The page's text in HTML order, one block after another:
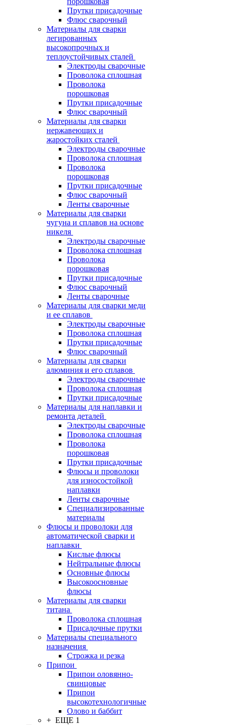
Прутки присадочные
Флюс сварочный
Материалы для сварки
легированных
высокопрочных и
теплоустойчивых сталей
Электроды сварочные
Проволока сплошная
Проволока
порошковая
Прутки присадочные
Флюс сварочный
Материалы для сварки
нержавеющих и
жаростойких сталей
Электроды сварочные
Проволока сплошная
Проволока
порошковая
Прутки присадочные
Флюс сварочный
Ленты сварочные
Материалы для сварки
чугуна и сплавов на основе
никеля
Электроды сварочные
Проволока сплошная
Проволока
порошковая
Прутки присадочные
Флюс сварочный
Ленты сварочные
Материалы для сварки меди
и ее сплавов
Электроды сварочные
Проволока сплошная
Прутки присадочные
Флюс сварочный
Материалы для сварки
алюминия и его сплавов
Электроды сварочные
Проволока сплошная
Прутки присадочные
Материалы для наплавки и
ремонта деталей
Электроды сварочные
Проволока сплошная
Проволока
порошковая
Прутки присадочные
Флюсы и проволоки
для износостойкой
наплавки
Ленты сварочные
Специализированные
материалы
Флюсы и проволоки для
автоматической сварки и
наплавки
Кислые флюсы
Нейтральные флюсы
Основные флюсы
Высокоосновные
флюсы
Материалы для сварки
титана
Проволока сплошная
Присадочные прутки
Материалы специального
назначения
Строжка и резка
Припои
Припои оловянно-
свинцовые
Припои
высокотехнологичные
Олово и баббит
+ ЕЩЕ 1